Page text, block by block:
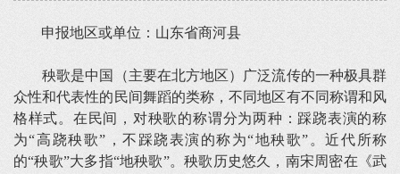
申报地区或单位：山东省商河县
秧歌是中国（主要在北方地区）广泛流传的一种极具群
众性和代表性的民间舞蹈的类称，不同地区有不同称谓和风
格样式。在民间，对秧歌的称谓分为两种：踩跷表演的称
为“高跷秧歌”，不踩跷表演的称为“地秧歌”。近代所称
的“秧歌”大多指“地秧歌”。秧歌历史悠久，南宋周密在《武